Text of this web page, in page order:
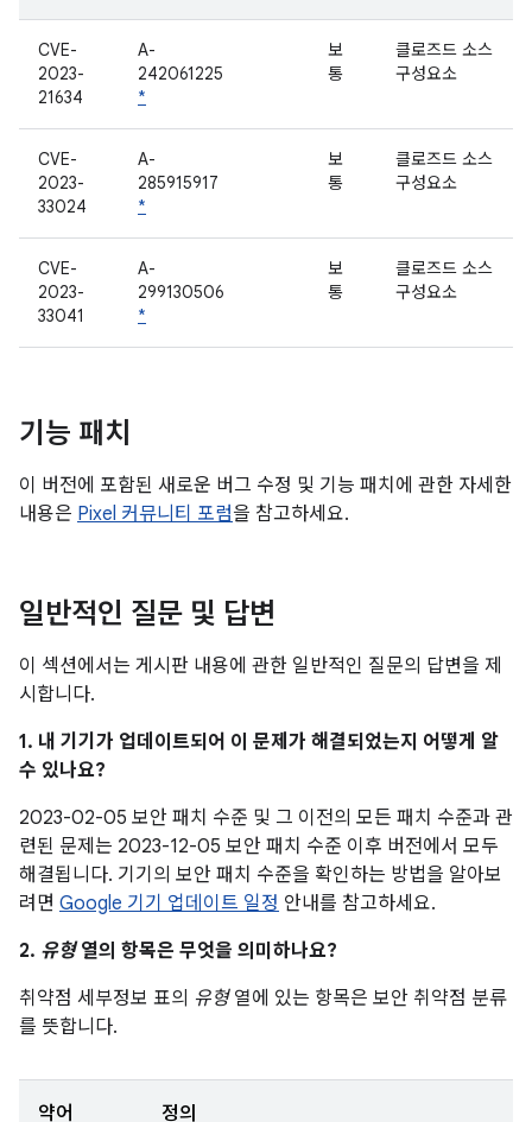
CVE-
2023-
21634
A-
242061225
*
보
통
클로즈드 소스
구성요소
CVE-
2023-
33024
A-
285915917
*
보
통
클로즈드 소스
구성요소
CVE-
2023-
33041
A-
299130506
*
보
통
클로즈드 소스
구성요소
기능 패치
이 버전에 포함된 새로운 버그 수정 및 기능 패치에 관한 자세한
내용은 Pixel 커뮤니티 포럼을 참고하세요.
일반적인 질문 및 답변
이 섹션에서는 게시판 내용에 관한 일반적인 질문의 답변을 제
시합니다.
1. 내 기기가 업데이트되어 이 문제가 해결되었는지 어떻게 알
수 있나요?
2023-02-05 보안 패치 수준 및 그 이전의 모든 패치 수준과 관
련된 문제는 2023-12-05 보안 패치 수준 이후 버전에서 모두
해결됩니다. 기기의 보안 패치 수준을 확인하는 방법을 알아보
려면 Google 기기 업데이트 일정 안내를 참고하세요.
2. 유형열의 항목은 무엇을 의미하나요?
취약점 세부정보 표의 유형열에 있는 항목은 보안 취약점 분류
를 뜻합니다.
약어 정의